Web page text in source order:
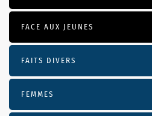
FACE AUX JEUNES
FAITS DIVERS
FEMMES